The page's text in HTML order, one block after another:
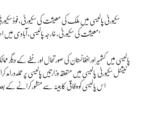
معیشت کی سکیورٹی، خارجہ پالیسی، آبادی میں اضافہ اور دہشت گردی شامل ہے۔‘
پالیسی میں کشمیر اور افغانستان کی صورتحال اور خطے کے
نیشنل سکیورٹی پالیسی میں متعلقہ وزارتیں پالیسی پر
اس پالیسی کو وفاقی کابینہ سے منظور کرانے کے